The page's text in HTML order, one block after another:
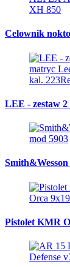
Celownik
LEE - zestaw
Pistolet KMR